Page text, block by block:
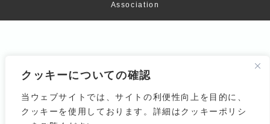
クッキーについての確認
当ウェブサイトでは、サイトの利便性向上を目的に、
クッキーを使用しております。詳細はクッキーポリシ
Association